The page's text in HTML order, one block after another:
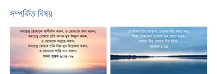
সম্পর্কিত বিষয়